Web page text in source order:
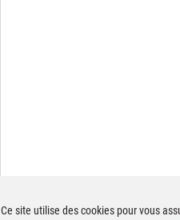
Ce site utilise des cookies pour vous